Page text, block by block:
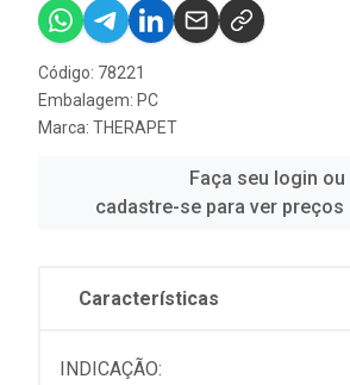
Código: 78221
Embalagem: PC
Marca: THERAPET
Faça seu login ou
cadastre-se para ver preços
Características
INDICAÇÃO: